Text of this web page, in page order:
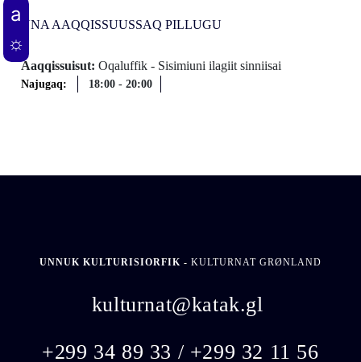
UNA AAQQISSUUSSAQ PILLUGU
Aaqqissuisut: Oqaluffik - Sisimiuni ilagiit sinniisai
Najugaq: 18:00- 20:00
UNNUK KULTURISIORFIK - KULTURNAT GRØNLAND
kulturnat@katak.gl
+299 34 89 33 / +299 32 11 56